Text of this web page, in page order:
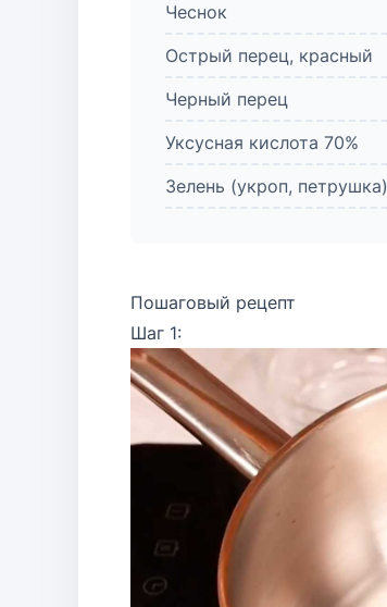
Чеснок
Острый перец, красный
Черный перец
Уксусная кислота 70%
Зелень (укроп, петрушка)
Пошаговый рецепт
Шаг 1: